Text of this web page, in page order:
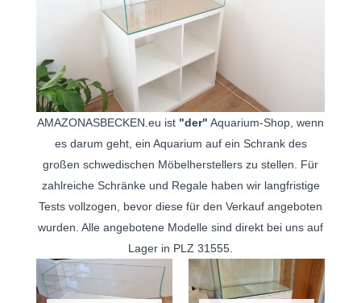
AMAZONASBECKEN.eu ist "der" Aquarium-Shop, wenn
es darum geht, ein Aquarium auf ein Schrank des
großen schwedischen Möbelherstellers zu stellen. Für
zahlreiche Schränke und Regale haben wir langfristige
Tests vollzogen, bevor diese für den Verkauf angeboten
wurden. Alle angebotene Modelle sind direkt bei uns auf
Lager in PLZ 31555.